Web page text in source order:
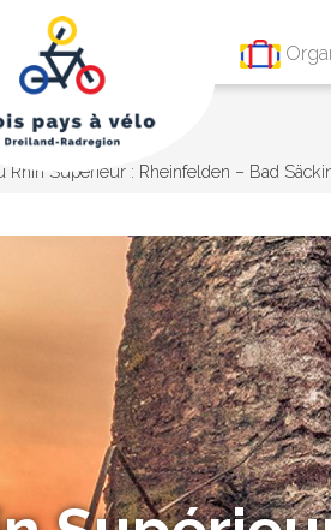
Rhin Supérieur : Rheinfelden – Bad